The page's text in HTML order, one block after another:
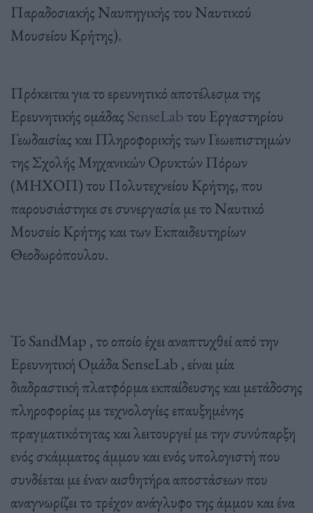
Παραδοσιακής Ναυπηγικής του Ναυτικού
Μουσείου Κρήτης).
Πρόκειται για το ερευνητικό αποτέλεσμα της
Ερευνητικής ομάδας SenseLabτου Εργαστηρίου
Γεωδαισίας και Πληροφορικής των Γεωεπιστημών
της Σχολής Μηχανικών Ορυκτών Πόρων
(ΜΗΧΟΠ) του Πολυτεχνείου Κρήτης, που
παρουσιάστηκε σε συνεργασία με το Ναυτικό
Μουσείο Κρήτης και των Εκπαιδευτηρίων
Θεοδωρόπουλου.
Το SandMap , το οποίο έχει αναπτυχθεί από την
Ερευνητική Ομάδα SenseLab , είναι μία
διαδραστική πλατφόρμα εκπαίδευσης και μετάδοσης
πληροφορίας με τεχνολογίες επαυξημένης
πραγματικότητας και λειτουργεί με την συνύπαρξη
ενός σκάμματος άμμου και ενός υπολογιστή που
συνδέεται με έναν αισθητήρα αποστάσεων που
αναγνωρίζει το τρέχον ανάγλυφο της άμμου και ένα